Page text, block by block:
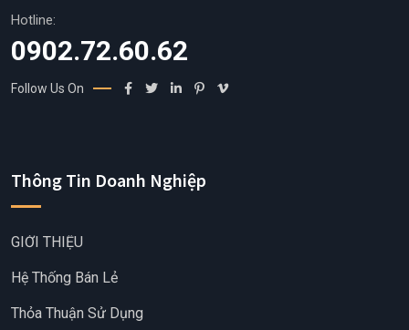
Hotline:
0902.72.60.62
Follow Us On
Thông Tin Doanh Nghiệp
GIỚI THIỆU
Hệ Thống Bán Lẻ
Thỏa Thuận Sử Dụng